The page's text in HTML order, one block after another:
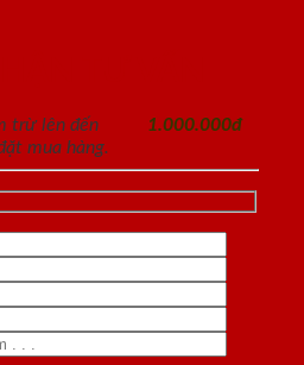
trừ lên đến
1.000.000đ
mua hàng.